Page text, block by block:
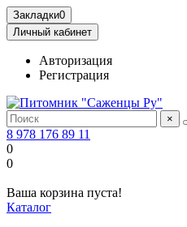
Закладки0
Личный кабинет
Авторизация
Регистрация
×
8 978 176 89 11
0
0
Ваша корзина пуста!
Каталог